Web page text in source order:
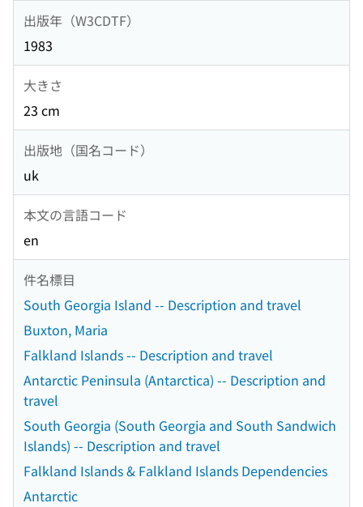
出版年（W3CDTF）
1983
大きさ
23 cm
出版地（国名コード）
uk
本文の言語コード
en
件名標目
South Georgia Island -- Description and travel
Buxton, Maria
Falkland Islands -- Description and travel
Antarctic Peninsula (Antarctica) -- Description and
travel
South Georgia (South Georgia and South Sandwich
Islands) -- Description and travel
Falkland Islands & Falkland Islands Dependencies
Antarctic